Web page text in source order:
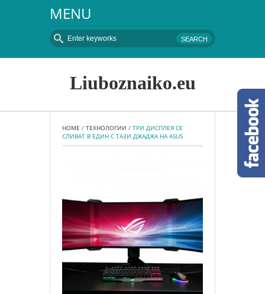
MENU
Liuboznaiko.eu
HOME / ТЕХНОЛОГИИ / ТРИ ДИСПЛЕЯ СЕ
СЛИВАТ В ЕДИН С ТАЗИ ДЖАДЖА НА ASUS